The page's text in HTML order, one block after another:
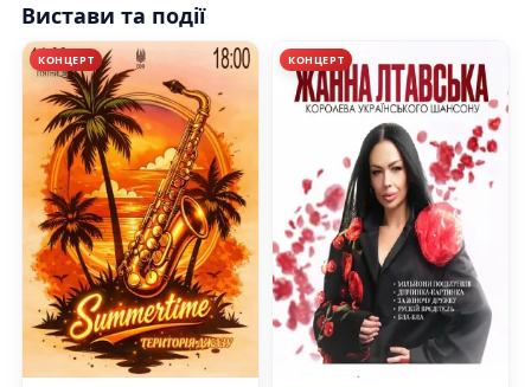
Вистави та події
КОНЦЕРТ КОНЦЕРТ